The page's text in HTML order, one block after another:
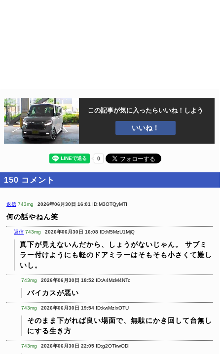
この記事が気に入ったらいいね！しよう
いいね！
150 コメント
返信 743mg 2026年06月30日 16:01 ID:M3OTQyMTI
何の話やねん笑
返信 743mg 2026年06月30日 16:08 ID:M5MzU1MjQ
真下が見えないんだから、しょうがないじゃん。
サブミ
ラー付けようにも軽のドアミラーはそもそも小さくて難し
いし。
743mg 2026年06月30日 18:52 ID:A4MzM4NTc
バイカスが悪い
743mg 2026年06月30日 19:54 ID:kwMzIxOTU
そのまま下がれば良い場面で、無駄にかき回して台無し
にする生き方
743mg 2026年06月30日 22:05 ID:g2OTkwODI